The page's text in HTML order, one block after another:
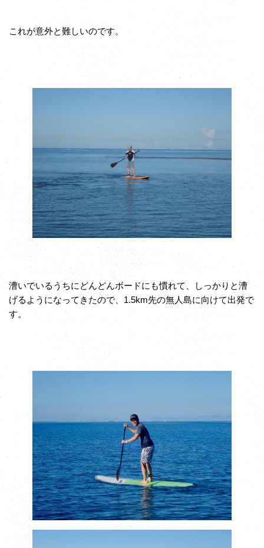
これが意外と難しいのです。
漕いでいるうちにどんどんボードにも慣れて、しっかりと漕
げるようになってきたので、1.5km先の無人島に向けて出発で
す。